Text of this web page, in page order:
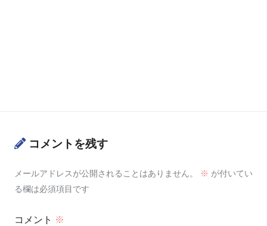
コメントを残す
メールアドレスが公開されることはありません。 ※ が付いてい
る欄は必須項目です
コメント ※